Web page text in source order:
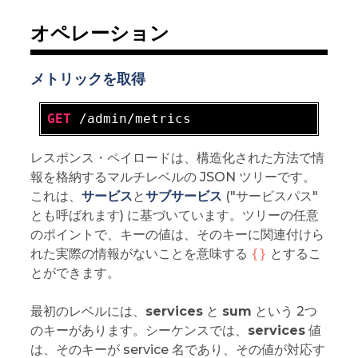
オペレーション
メトリックを取得
GET
レスポンス・ペイロードは、構造化された方法で情
報を格納するマルチレベルの JSON ツリーです。
これは、 サービスとサブサービス ("サービスパス"
とも呼ばれます) に基づいています。ツリーの任意
のポイントで、キーの値は、そのキーに関連付けら
れた実際の情報がないことを意味する {} とするこ
とができます。
最初のレベルには、 servicesと sum という 2つ
のキーがあります。シーケンスでは、 services値
は、そのキーが service 名であり、その値が対応す